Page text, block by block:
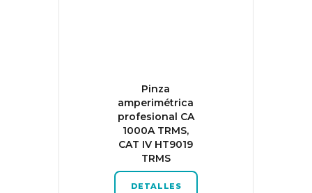
Pinza
amperimétrica
profesional CA
1000A TRMS,
CAT IV HT9019
TRMS
DETALLES